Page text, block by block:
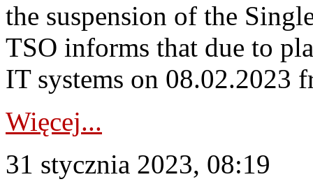
the suspension of the
TSO informs that due to
IT systems on 08.02.2023
Więcej...
31 stycznia 2023, 08:19